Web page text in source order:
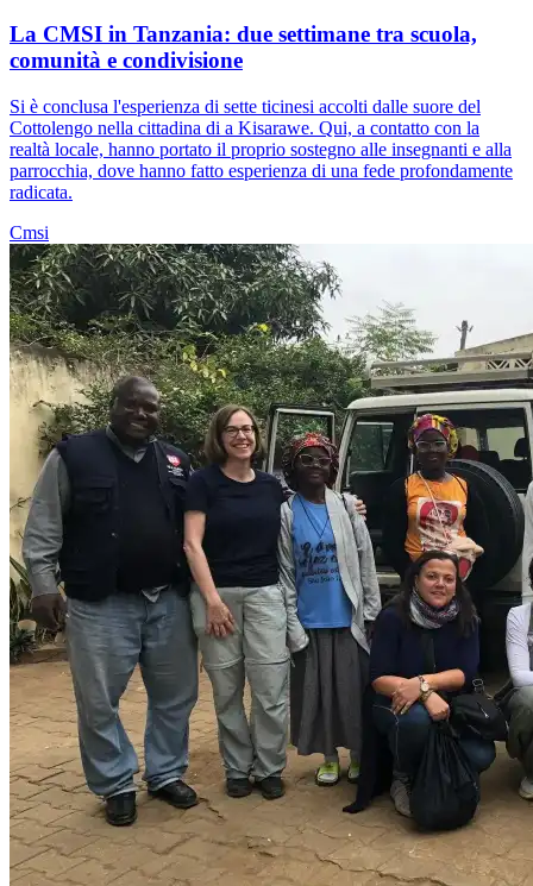
La CMSI in Tanzania: due settimane tra scuola,
comunità e condivisione
Si è conclusa l'esperienza di sette ticinesi accolti dalle suore del
Cottolengo nella cittadina di a Kisarawe. Qui, a contatto con la
realtà locale, hanno portato il proprio sostegno alle insegnanti e alla
parrocchia, dove hanno fatto esperienza di una fede profondamente
radicata.
Cmsi